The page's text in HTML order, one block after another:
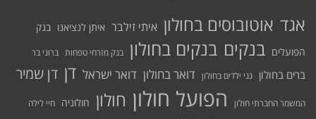
אגד אוטובוסים בחולון איתי זילבר איתן לנציאנו בנק
הפועלים בנקים בנקים בחולון בנק מזרחי טפחות ברוני בר
ברים בחולון גני ילדים בחולון דואר בחולון דואר ישראל דן דן שמיר
המשמר החברתי חולון הפועל חולון חולון חולוניה חיי לילה